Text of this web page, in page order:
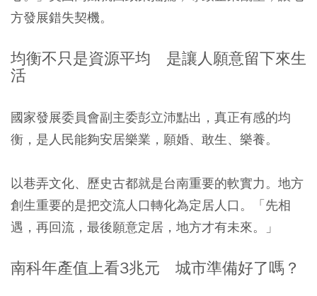
方發展錯失契機。
均衡不只是資源平均 是讓人願意留下來生
活
國家發展委員會副主委彭立沛點出，真正有感的均
衡，是人民能夠安居樂業，願婚、敢生、樂養。
以巷弄文化、歷史古都就是台南重要的軟實力。地方
創生重要的是把交流人口轉化為定居人口。「先相
遇，再回流，最後願意定居，地方才有未來。」
南科年產值上看3兆元 城市準備好了嗎？